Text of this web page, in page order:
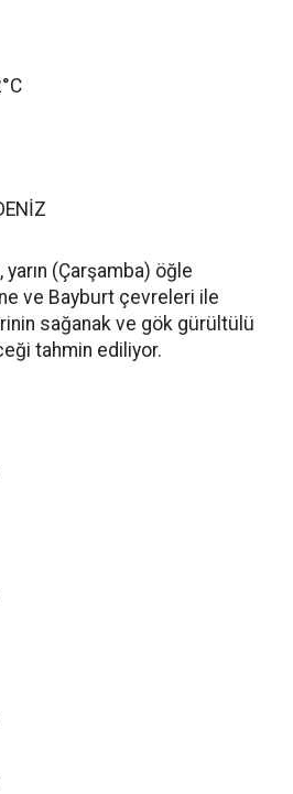
(Çarşamba) öğle
ve Bayburt çevreleri ile
sağanak ve gök gürültülü
tahmin ediliyor.